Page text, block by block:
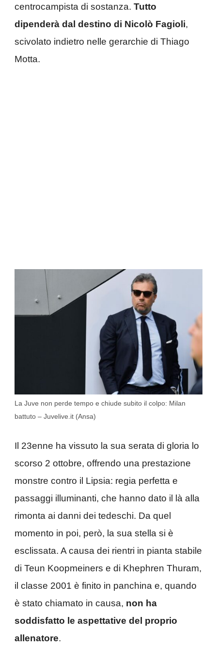
centrocampista di sostanza. Tutto
dipenderà dal destino di Nicolò Fagioli,
scivolato indietro nelle gerarchie di Thiago
Motta.
La Juve non perde tempo e chiude subito il colpo: Milan
battuto – Juvelive.it (Ansa)
Il 23enne ha vissuto la sua serata di gloria lo
scorso 2 ottobre, offrendo una prestazione
monstre contro il Lipsia: regia perfetta e
passaggi illuminanti, che hanno dato il là alla
rimonta ai danni dei tedeschi. Da quel
momento in poi, però, la sua stella si è
esclissata. A causa dei rientri in pianta stabile
di Teun Koopmeiners e di Khephren Thuram,
il classe 2001 è finito in panchina e, quando
è stato chiamato in causa, non ha
soddisfatto le aspettative del proprio
allenatore.